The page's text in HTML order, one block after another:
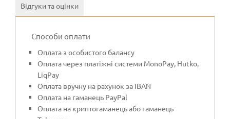
Відгуки та оцінки
Способи оплати
Оплата з особистого балансу
Оплата через платіжні системи MonoPay, Hutko,
LiqPay
Оплата вручну на рахунок за IBAN
Оплата на гаманець PayPal
Оплата на криптогаманець або гаманець